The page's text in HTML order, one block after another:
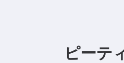
ピーテ